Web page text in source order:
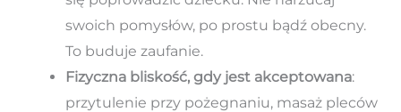
swoich pomysłów, po prostu bądź obecny.
To buduje zaufanie.
Fizyczna bliskość, gdy jest akceptowana:
przytulenie przy pożegnaniu, masaż pleców